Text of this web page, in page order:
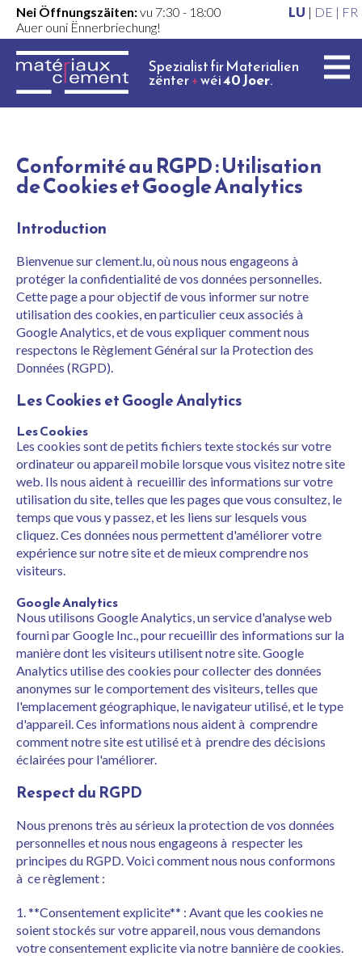
Nei Öffnungszäiten:vu 7:30 - 18:00
Auer ouni Ënnerbriechung!
LU | DE | FR
Spezialist fir Materialien
zënter+wéi40 Joer.
Conformité au RGPD : Utilisation
de Cookies et Google Analytics
Introduction
Bienvenue sur clement.lu, où nous nous engageons à
protéger la confidentialité de vos données personnelles.
Cette page a pour objectif de vous informer sur notre
utilisation des cookies, en particulier ceux associés à
Google Analytics, et de vous expliquer comment nous
respectons le Règlement Général sur la Protection des
Données (RGPD).
Les Cookies et Google Analytics
Les Cookies
Les cookies sont de petits fichiers texte stockés sur votre
ordinateur ou appareil mobile lorsque vous visitez notre site
web. Ils nous aident à recueillir des informations sur votre
utilisation du site, telles que les pages que vous consultez, le
temps que vous y passez, et les liens sur lesquels vous
cliquez. Ces données nous permettent d'améliorer votre
expérience sur notre site et de mieux comprendre nos
visiteurs.
Google Analytics
Nous utilisons Google Analytics, un service d'analyse web
fourni par Google Inc., pour recueillir des informations sur la
manière dont les visiteurs utilisent notre site. Google
Analytics utilise des cookies pour collecter des données
anonymes sur le comportement des visiteurs, telles que
l'emplacement géographique, le navigateur utilisé, et le type
d'appareil. Ces informations nous aident à comprendre
comment notre site est utilisé et à prendre des décisions
éclairées pour l'améliorer.
Respect du RGPD
Nous prenons très au sérieux la protection de vos données
personnelles et nous nous engageons à respecter les
principes du RGPD. Voici comment nous nous conformons
à ce règlement :
1. **Consentement explicite** : Avant que les cookies ne
soient stockés sur votre appareil, nous vous demandons
votre consentement explicite via notre bannière de cookies.